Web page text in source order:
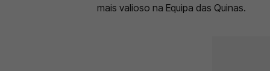
mais valioso na Equipa das Quinas.